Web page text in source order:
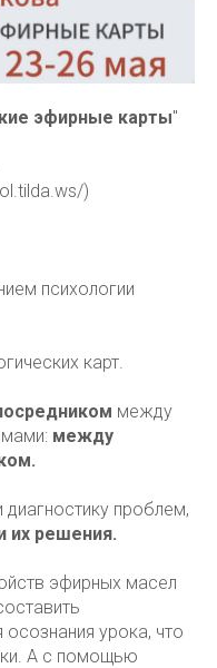
эфирные карты"
)
психологии
карт.
между
между
проблем,
их решения.
эфирных масел
урока, что
А с помощью